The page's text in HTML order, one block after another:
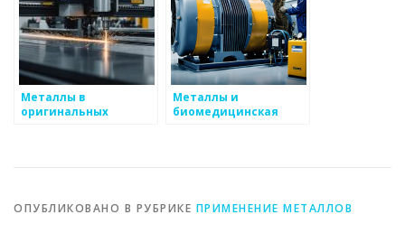
Металлы в
оригинальных
Металлы и
биомедицинская
ОПУБЛИКОВАНО В РУБРИКЕ ПРИМЕНЕНИЕ МЕТАЛЛОВ